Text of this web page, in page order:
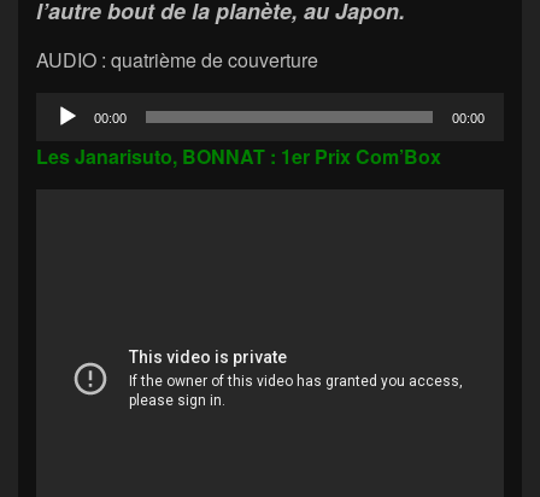
l’autre bout de la planète, au Japon.
AUDIO : quatrième de couverture
Lecteur00:00 00:00
Les Janarisuto, BONNAT : 1er Prix Com’Box